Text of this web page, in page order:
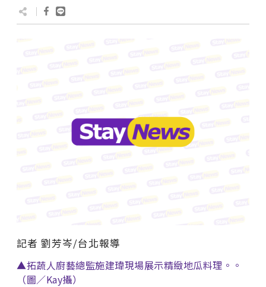
記者 劉芳岑/台北報導
▲拓蔬人廚藝總監施建瑋現場展示精緻地瓜料理。。
（圖／Kay攝）